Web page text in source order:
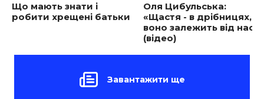
Що мають знати і
робити хрещені батьки
Оля Цибульська:
«Щастя - в дрібницях, і
воно залежить від нас»
(відео)
Завантажити ще